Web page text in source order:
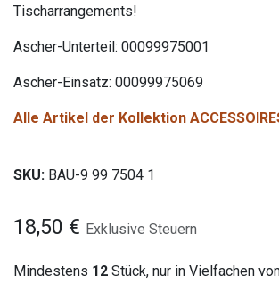
Tischarrangements!
Ascher-Unterteil: 00099975001
Ascher-Einsatz: 00099975069
Alle Artikel der Kollektion
SKU: BAU-9 99 7504 1
18,50 € Exklusive Steuern
Mindestens 12 Stück, nur in Vielfachen